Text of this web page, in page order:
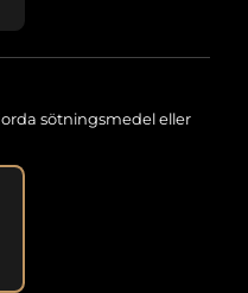
sötningsmedel eller